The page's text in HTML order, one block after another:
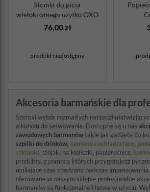
Słomki do picia
wielokrotnego użytku OXO
Good Grips
76,00 zł
produkt niedostępny
Akcesoria barmańskie dla
Szeroki wybór rozmaitych narzędzi
alkoholu do serwowania. Dostępne są u nas
zawodowych barmanówtakie jak gadżety do
szpilki do drinków, kamienie schładzające,
szklanki, stojaki na kieliszki, papierośnice,
produkty, z pomocą których przygotujesz
umilające czas spędzany podczas
oferowane w naszym sklepie profesjonalne
barmanów są funkcjonalne i łatwe w użyciu.